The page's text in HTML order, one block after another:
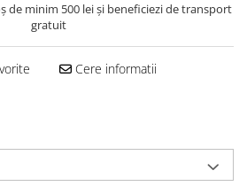
de minim 500 lei și beneficiezi de transport
gratuit
Cere informatii